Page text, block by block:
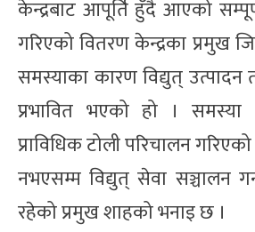
केन्द्रबाट आपूर्ति हुँदै आएको
गरिएको वितरण केन्द्रका प्रमुख
समस्याका कारण विद्युत् उत्पादन
प्रभावित भएको हो । समस्या
प्राविधिक टोली परिचालन
नभएसम्म विद्युत् सेवा सञ्चालन
रहेको प्रमुख शाहको भनाइ छ ।